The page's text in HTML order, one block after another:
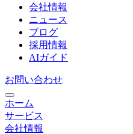
会社情報
ニュース
ブログ
採用情報
AIガイド
お問い合わせ
ホーム
サービス
会社情報